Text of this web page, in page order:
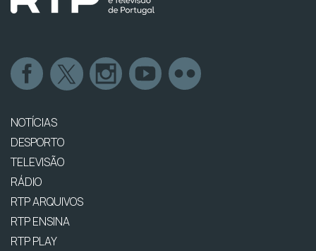
NOTÍCIAS
DESPORTO
TELEVISÃO
RÁDIO
RTP ARQUIVOS
RTP ENSINA
RTP PLAY